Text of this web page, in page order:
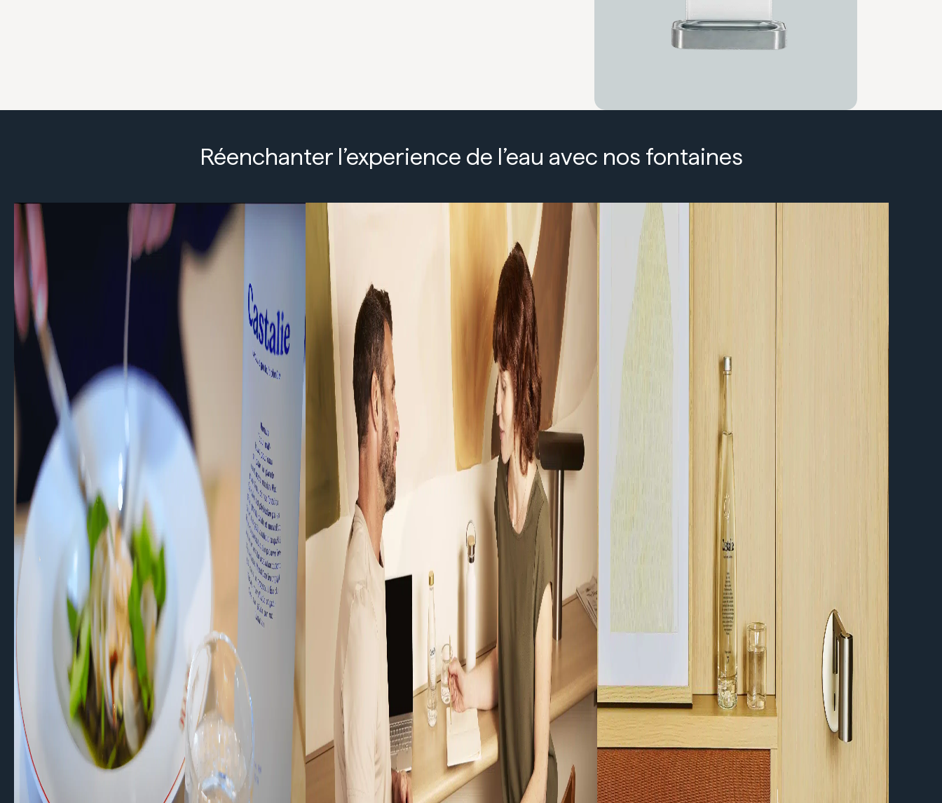
Réenchanter l’experience de l’eau avec nos fontaines